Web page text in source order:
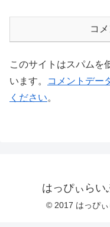
コ
このサイトはスパムを
います。
コメントデー
ください。
はっぴぃらい
© 2017 はっぴぃ